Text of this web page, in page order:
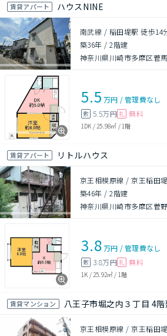
賃貸アパート ハウスNINE
南武線 / 稲田堤駅 徒歩14
築36年 /2階建
神奈川県川崎市多摩区菅
5.5 万円 /管理費なし
敷 5.5万円 礼 無料
1DK / 25.98㎡ / 1階
賃貸アパート リトルハウス
京王相模原線 / 京王稲田
築46年 /2階建
神奈川県川崎市多摩区菅
3.8万円 /管理費なし
敷 3.8万円 礼 無料
1K / 25.92㎡ / 1階
賃貸マンション 八王子市堀之内３丁目 4
京王相模原線 / 京王稲田